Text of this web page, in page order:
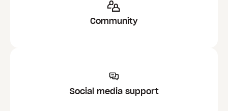
Community
Social media support